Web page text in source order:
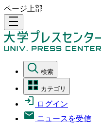
ページ上部
density_medium
検索
カテゴリ
ログイン
ニュースを受信